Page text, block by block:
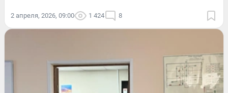
2 апреля, 2026, 09:00 1 424 8